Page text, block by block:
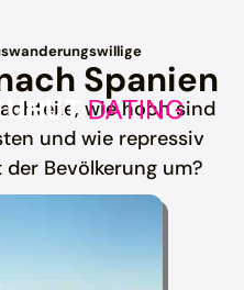
Spanien
wie hoch sind
und wie repressiv
Bevölkerung um?